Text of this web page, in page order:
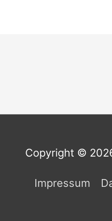
Copyright ©
Impressum